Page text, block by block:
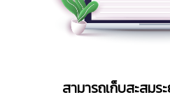
สามารถเก็บสะสมร